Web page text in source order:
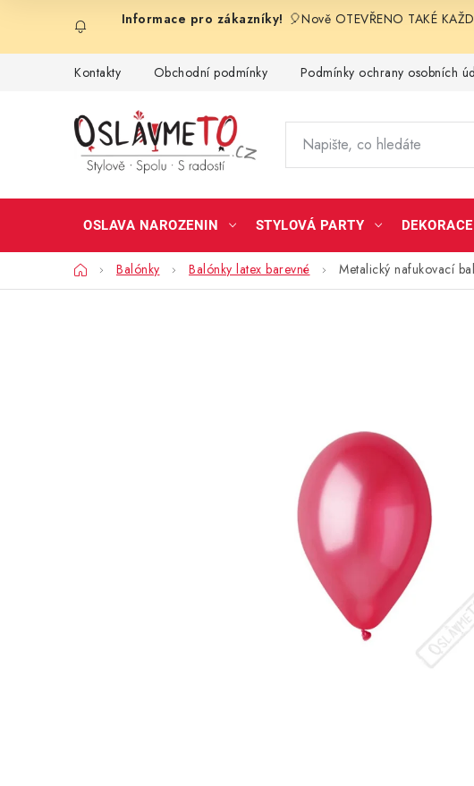
obsah
🎈Nově OTEVŘENO TAKÉ
Kontakty Obchodní podmínky Podmínky ochrany osobních
OSLAVA NAROZENIN STYLOVÁ PARTY
DomůBalónky Balónky latex barevné Metalický nafukovací